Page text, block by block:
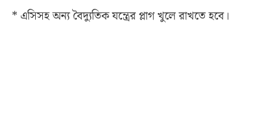
* এসিসহ অন্য বৈদ্যুতিক যন্ত্রের প্লাগ খুলে রাখতে হবে।